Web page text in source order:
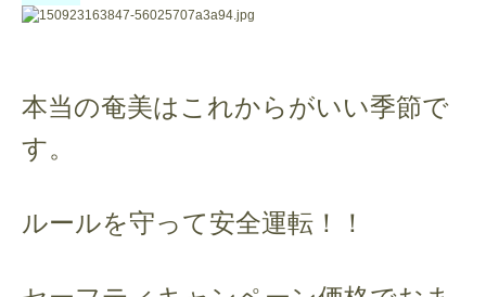
本当の奄美はこれからがいい季節で
す。
ルールを守って安全運転！！